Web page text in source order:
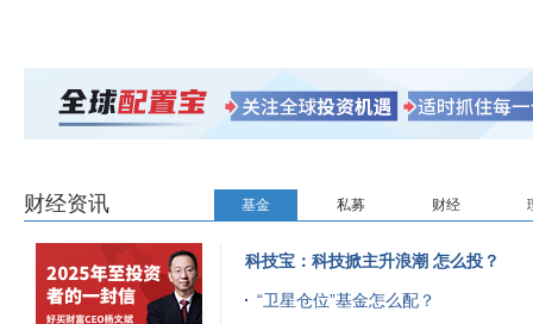
财经资讯 基金 私募 财经
科技宝：科技掀主升浪潮 怎么投？
“卫星仓位”基金怎么配？